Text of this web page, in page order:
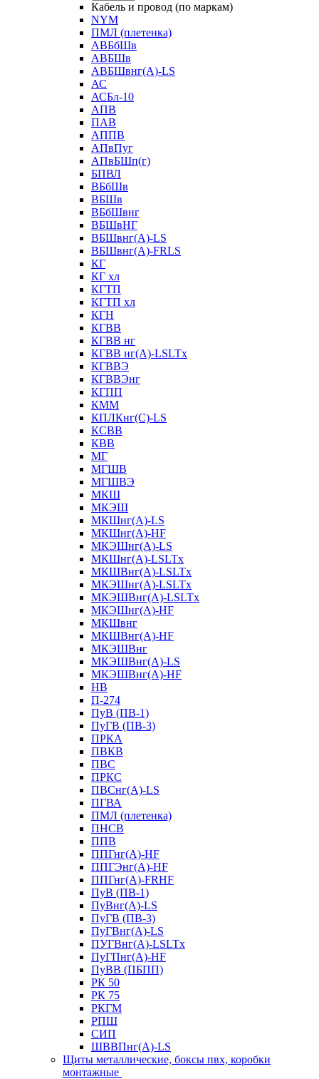
Кабель и провод (по маркам)
NYM
ПМЛ (плетенка)
АВБбШв
АВБШв
АВБШвнг(А)-LS
АС
АСБл-10
АПВ
ПАВ
АППВ
АПвПуг
АПвБШп(г)
БПВЛ
ВБбШв
ВБШв
ВБбШвнг
ВБШвНГ
ВБШвнг(А)-LS
ВБШвнг(А)-FRLS
КГ
КГ хл
КГТП
КГТП хл
КГН
КГВВ
КГВВ нг
КГВВ нг(А)-LSLTx
КГВВЭ
КГВВЭнг
КГПП
КММ
КПЛКнг(C)-LS
КСВВ
КВВ
МГ
МГШВ
МГШВЭ
МКШ
МКЭШ
МКШнг(А)-LS
МКШнг(А)-HF
МКЭШнг(А)-LS
МКШнг(А)-LSLTx
МКШВнг(A)-LSLTx
МКЭШнг(А)-LSLTx
МКЭШВнг(A)-LSLTx
МКЭШнг(А)-HF
МКШвнг
МКШВнг(А)-HF
МКЭШВнг
МКЭШВнг(А)-LS
МКЭШВнг(А)-HF
НВ
П-274
ПуВ (ПВ-1)
ПуГВ (ПВ-3)
ПРКА
ПВКВ
ПВС
ПРКС
ПВСнг(А)-LS
ПГВА
ПМЛ (плетенка)
ПНСВ
ППВ
ППГнг(А)-HF
ППГЭнг(А)-HF
ППГнг(А)-FRHF
ПуВ (ПВ-1)
ПуВнг(А)-LS
ПуГВ (ПВ-3)
ПуГВнг(А)-LS
ПУГВнг(А)-LSLTx
ПуГПнг(А)-HF
ПуВВ (ПБПП)
РК 50
РК 75
РКГМ
РПШ
СИП
ШВВПнг(А)-LS
Щиты металлические, боксы пвх, коробки
монтажные